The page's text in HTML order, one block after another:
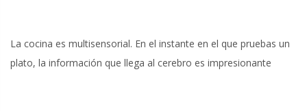
La cocina es multisensorial. En el instante en el que pruebas un
plato, la información que llega al cerebro es impresionante